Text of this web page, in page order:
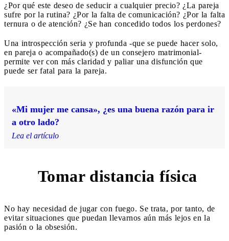
¿Por qué este deseo de seducir a cualquier precio? ¿La pareja
sufre por la rutina? ¿Por la falta de comunicación? ¿Por la falta
ternura o de atención? ¿Se han concedido todos los perdones?
Una introspección seria y profunda -que se puede hacer solo,
en pareja o acompañado(s) de un consejero matrimonial-
permite ver con más claridad y paliar una disfunción que
puede ser fatal para la pareja.
«Mi mujer me cansa», ¿es una buena razón para ir
a otro lado?
Lea el artículo
Tomar distancia física
No hay necesidad de jugar con fuego. Se trata, por tanto, de
evitar situaciones que puedan llevarnos aún más lejos en la
pasión o la obsesión.